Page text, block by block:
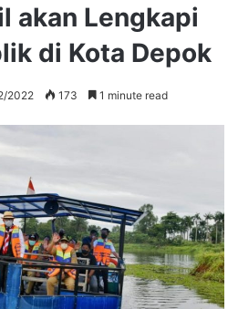
akan Lengkapi
di Kota Depok
2022 173 1 minute read